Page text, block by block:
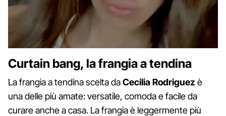
Curtain bang, la frangia a tendina
La frangia a tendina scelta daCecilia Rodriguez è
una delle più amate: versatile, comoda e facile da
curare anche a casa. La frangia è leggermente più